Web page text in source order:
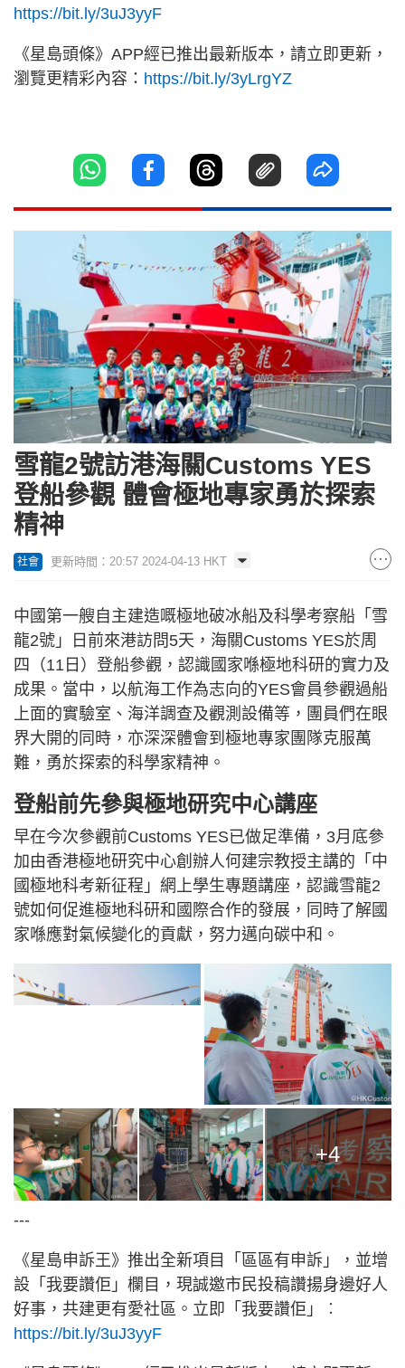
https://bit.ly/3uJ3yyF
《星島頭條》APP經已推出最新版本，請立即更新，
瀏覽更精彩內容： https://bit.ly/3yLrgYZ
雪龍2號訪港海關Customs YES
登船參觀 體會極地專家勇於探索
精神
社會 更新時間：20:57 2024-04-13 HKT
中國第一艘自主建造嘅極地破冰船及科學考察船「雪
龍2號」日前來港訪問5天，海關Customs YES於周
四（11日）登船參觀，認識國家喺極地科研的實力及
成果。當中，以航海工作為志向的YES會員參觀過船
上面的實驗室、海洋調查及觀測設備等，團員們在眼
界大開的同時，亦深深體會到極地專家團隊克服萬
難，勇於探索的科學家精神。
登船前先參與極地研究中心講座
早在今次參觀前Customs YES已做足準備，3月底參
加由香港極地研究中心創辦人何建宗教授主講的「中
國極地科考新征程」網上學生專題講座，認識雪龍2
號如何促進極地科研和國際合作的發展，同時了解國
家喺應對氣候變化的貢獻，努力邁向碳中和。
+4
---
《星島申訴王》推出全新項目「區區有申訴」，並增
設「我要讚佢」欄目，現誠邀市民投稿讚揚身邊好人
好事，共建更有愛社區。立即「我要讚佢」︰
https://bit.ly/3uJ3yyF